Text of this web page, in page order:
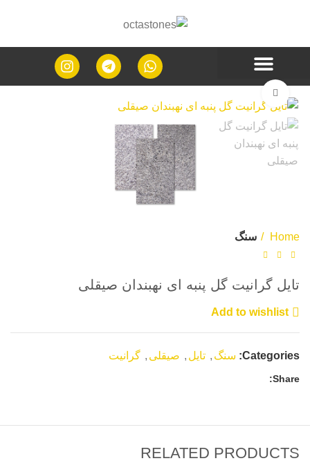
Home سنگ
تایل گرانیت گل پنبه ای نهبندان صیقلی
Add to wishlist
Categories: سنگ , تایل , صیقلی , گرانیت
Share:
RELATED PRODUCTS